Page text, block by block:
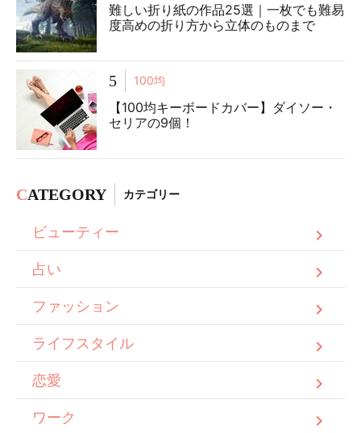
難しい折り紙の作品25選｜一枚でも難易
度高めの折り方から立体のものまで
5 100均
【100均キーボードカバー】ダイソー・
セリアの9個！
CATEGORY カテゴリー
ビューティー
占い
ファッション
ライフスタイル
恋愛
ワーク